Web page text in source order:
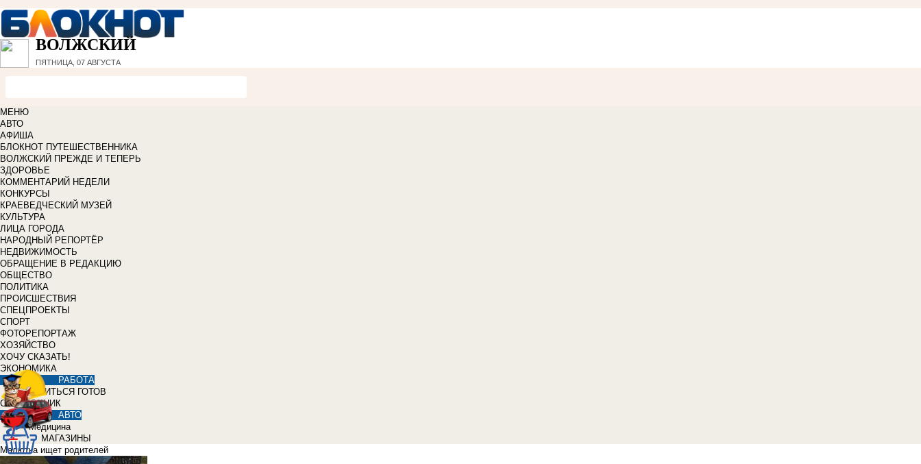
ВОЛЖСКИЙ
ПЯТНИЦА, 07 АВГУСТА
МЕНЮ
АВТО
АФИША
БЛОКНОТ ПУТЕШЕСТВЕННИКА
ВОЛЖСКИЙ ПРЕЖДЕ И ТЕПЕРЬ
ЗДОРОВЬЕ
КОММЕНТАРИЙ НЕДЕЛИ
КОНКУРСЫ
КРАЕВЕДЧЕСКИЙ МУЗЕЙ
КУЛЬТУРА
ЛИЦА ГОРОДА
НАРОДНЫЙ РЕПОРТЁР
НЕДВИЖИМОСТЬ
ОБРАЩЕНИЕ В РЕДАКЦИЮ
ОБЩЕСТВО
ПОЛИТИКА
ПРОИСШЕСТВИЯ
СПЕЦПРОЕКТЫ
СПОРТ
ФОТОРЕПОРТАЖ
ХОЗЯЙСТВО
ХОЧУ СКАЗАТЬ!
ЭКОНОМИКА
РАБОТА
УЧИТЬСЯ ГОТОВ
СПРАВОЧНИК
АВТО
Медицина
МАГАЗИНЫ
Малютка ищет родителей